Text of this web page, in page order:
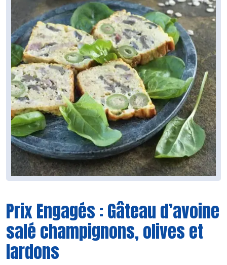
Prix Engagés : Gâteau d’avoine
salé champignons, olives et
lardons